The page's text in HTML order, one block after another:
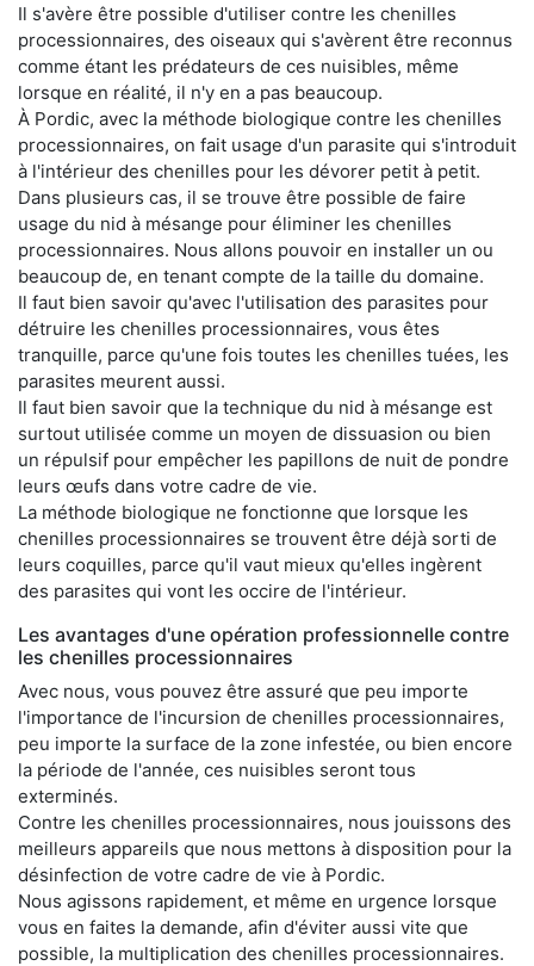
Il s'avère être possible d'utiliser contre les chenilles
processionnaires, des oiseaux qui s'avèrent être reconnus
comme étant les prédateurs de ces nuisibles, même
lorsque en réalité, il n'y en a pas beaucoup.
À Pordic, avec la méthode biologique contre les chenilles
processionnaires, on fait usage d'un parasite qui s'introduit
à l'intérieur des chenilles pour les dévorer petit à petit.
Dans plusieurs cas, il se trouve être possible de faire
usage du nid à mésange pour éliminer les chenilles
processionnaires. Nous allons pouvoir en installer un ou
beaucoup de, en tenant compte de la taille du domaine.
Il faut bien savoir qu'avec l'utilisation des parasites pour
détruire les chenilles processionnaires, vous êtes
tranquille, parce qu'une fois toutes les chenilles tuées, les
parasites meurent aussi.
Il faut bien savoir que la technique du nid à mésange est
surtout utilisée comme un moyen de dissuasion ou bien
un répulsif pour empêcher les papillons de nuit de pondre
leurs œufs dans votre cadre de vie.
La méthode biologique ne fonctionne que lorsque les
chenilles processionnaires se trouvent être déjà sorti de
leurs coquilles, parce qu'il vaut mieux qu'elles ingèrent
des parasites qui vont les occire de l'intérieur.
Les avantages d'une opération professionnelle contre
les chenilles processionnaires
Avec nous, vous pouvez être assuré que peu importe
l'importance de l'incursion de chenilles processionnaires,
peu importe la surface de la zone infestée, ou bien encore
la période de l'année, ces nuisibles seront tous
exterminés.
Contre les chenilles processionnaires, nous jouissons des
meilleurs appareils que nous mettons à disposition pour la
désinfection de votre cadre de vie à Pordic.
Nous agissons rapidement, et même en urgence lorsque
vous en faites la demande, afin d'éviter aussi vite que
possible, la multiplication des chenilles processionnaires.